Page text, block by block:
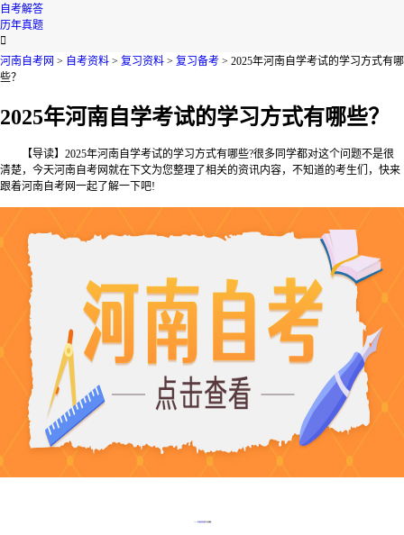
自考解答
历年真题

河南自考网 > 自考资料 > 复习资料 > 复习备考 > 2025年河南自学考试的学习方式有哪
些？
2025年河南自学考试的学习方式有哪些？
【导读】2025年河南自学考试的学习方式有哪些?很多同学都对这个问题不是很
清楚，今天河南自考网就在下文为您整理了相关的资讯内容，不知道的考生们，快来
跟着河南自考网一起了解一下吧!